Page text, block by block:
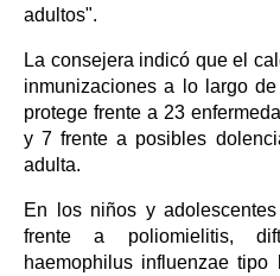
adultos".
La consejera indicó que el
inmunizaciones a lo largo
protege frente a 23
y 7 frente a posibles
adulta.
En los niños y
frente a poliomielitis,
haemophilus influenzae tipo